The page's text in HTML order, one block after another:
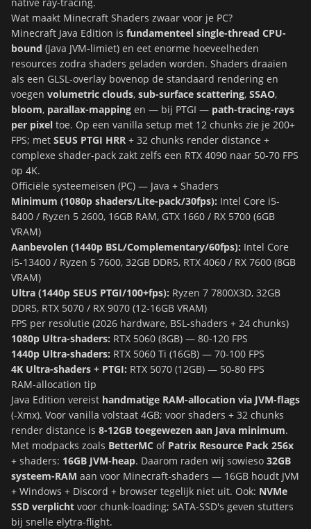
Wat maakt Minecraft Shaders zwaar voor je PC?
Minecraft Java Edition is fundamenteel single-thread CPU-
bound (Java JVM-limiet) en eet enorme hoeveelheden
resources zodra shaders geladen worden. Shaders draaien
als een GLSL-overlay bovenop de standaard rendering en
voegen volumetric clouds, sub-surface scattering, SSAO,
bloom, parallax-mapping en — bij PTGI — path-tracing-rays
per pixel toe. Op een vanilla setup met 12 chunks zie je 200+
FPS; met SEUS PTGI HRR + 32 chunks render distance +
complexe shader-pack zakt zelfs een RTX 4090 naar 50-70 FPS
op 4K.
Officiële systeemeisen (PC) — Java + Shaders
Minimum (1080p shaders/Lite-pack/30fps): Intel Core i5-
8400 / Ryzen 5 2600, 16GB RAM, GTX 1660 / RX 5700 (6GB
VRAM)
Aanbevolen (1440p BSL/Complementary/60fps): Intel Core
i5-13400 / Ryzen 5 7600, 32GB DDR5, RTX 4060 / RX 7600 (8GB
VRAM)
Ultra (1440p SEUS PTGI/100+fps): Ryzen 7 7800X3D, 32GB
DDR5, RTX 5070 / RX 9070 (12-16GB VRAM)
FPS per resolutie (2026 hardware, BSL-shaders + 24 chunks)
1080p Ultra-shaders: RTX 5060 (8GB) — 80-120 FPS
1440p Ultra-shaders: RTX 5060 Ti (16GB) — 70-100 FPS
4K Ultra-shaders + PTGI: RTX 5070 (12GB) — 50-80 FPS
RAM-allocation tip
Java Edition vereist handmatige RAM-allocation via JVM-flags
(-Xmx). Voor vanilla volstaat 4GB; voor shaders + 32 chunks
render distance is 8-12GB toegewezen aan Java minimum.
Met modpacks zoals BetterMC of Patrix Resource Pack 256x
+ shaders: 16GB JVM-heap. Daarom raden wij sowieso 32GB
systeem-RAM aan voor Minecraft-shaders — 16GB houdt JVM
+ Windows + Discord + browser tegelijk niet uit. Ook: NVMe
SSD verplicht voor chunk-loading; SATA-SSD's geven stutters
bij snelle elytra-flight.